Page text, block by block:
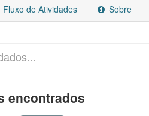
Fluxo de Atividades Sobre
encontrados